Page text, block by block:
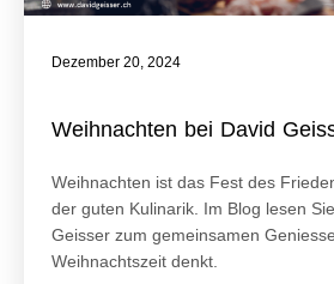
Dezember 20, 2024
Weihnachten bei David
Weihnachten ist das Fest des
der guten Kulinarik. Im Blog lesen
Geisser zum gemeinsamen
Weihnachtszeit denkt.